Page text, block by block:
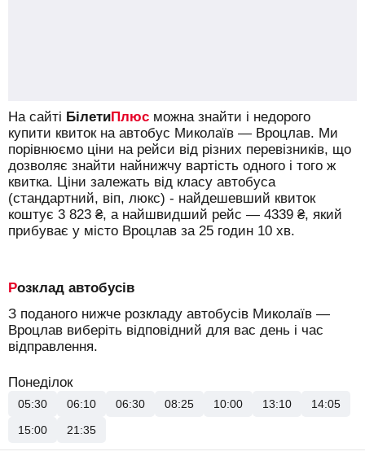
На сайті БілетиПлюс можна знайти і недорого
купити квиток на автобус Миколаїв — Вроцлав. Ми
порівнюємо ціни на рейси від різних перевізників, що
дозволяє знайти найнижчу вартість одного і того ж
квитка. Ціни залежать від класу автобуса
(стандартний, віп, люкс) - найдешевший квиток
коштує 3 823 ₴, а найшвидший рейс — 4339 ₴, який
прибуває у місто Вроцлав за 25 годин 10 хв.
Розклад автобусів
З поданого нижче розкладу автобусів Миколаїв —
Вроцлав виберіть відповідний для вас день і час
відправлення.
Понеділок
05:30 06:10 06:30 08:25 10:00 13:10
14:05
15:00
21:35